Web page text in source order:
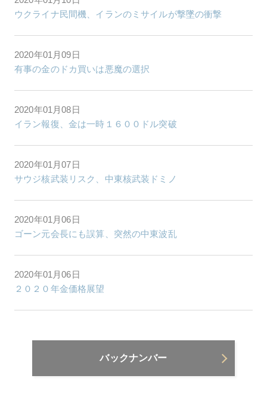
ウクライナ民間機、イランのミサイルが撃墜の衝撃
2020年01月09日
有事の金のドカ買いは悪魔の選択
2020年01月08日
イラン報復、金は一時１６００ドル突破
2020年01月07日
サウジ核武装リスク、中東核武装ドミノ
2020年01月06日
ゴーン元会長にも誤算、突然の中東波乱
2020年01月06日
２０２０年金価格展望
バックナンバー